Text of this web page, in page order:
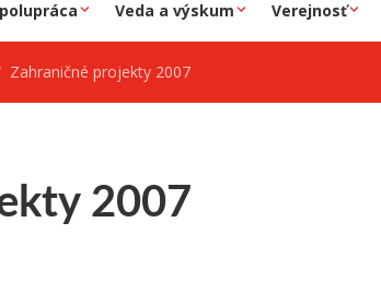
Veda a výskum Verejnosť
Zahraničné projekty 2007
2007